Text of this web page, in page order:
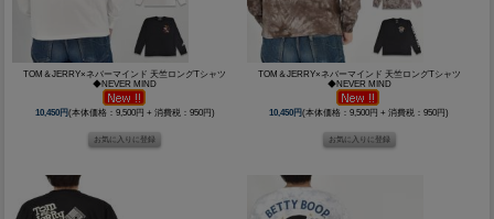
TOM＆JERRY×ネバーマインド 天竺ロングTシャツ
◆NEVER MIND
10,450円(本体価格：9,500円 + 消費税：950円)
TOM＆JERRY×ネバーマインド 天竺ロングTシャツ
◆NEVER MIND
10,450円(本体価格：9,500円 + 消費税：950円)